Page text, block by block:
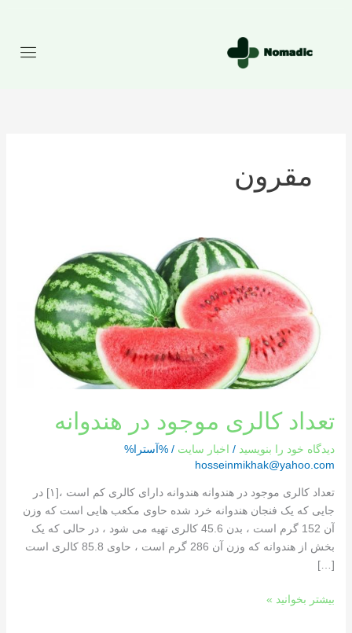
مقرون
تعداد کالری موجود در هندوانه
دیدگاه‌ خود را بنویسید / اخبار سایت / %آسترا%
hosseinmikhak@yahoo.com
تعداد کالری موجود در هندوانه هندوانه دارای کالری کم است ،[١] در
جایی که یک فنجان هندوانه خرد شده حاوی مکعب هایی است که وزن
آن 152 گرم است ، بدن 45.6 کالری تهیه می شود ، در حالی که یک
بخش از هندوانه که وزن آن 286 گرم است ، حاوی 85.8 کالری است
[…]
هندوانه
بیشتر بخوانید »